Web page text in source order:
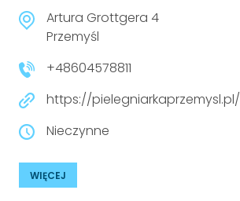
Artura Grottgera 4
Przemyśl
+48604578811
https://pielegniarkaprzemysl.pl/
Nieczynne
WIĘCEJ